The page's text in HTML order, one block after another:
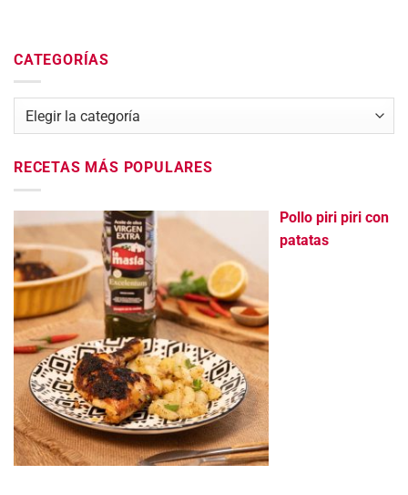
CATEGORÍAS
Categorías
RECETAS MÁS POPULARES
Pollo piri piri con
patatas